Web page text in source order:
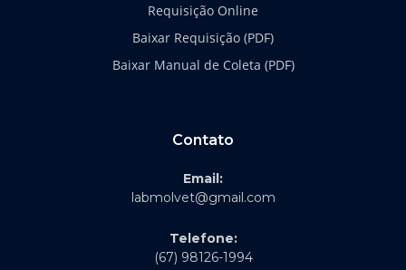
Requisição Online
Baixar Requisição (PDF)
Baixar Manual de Coleta (PDF)
Contato
Email:
labmolvet@gmail.com
Telefone:
(67) 98126-1994